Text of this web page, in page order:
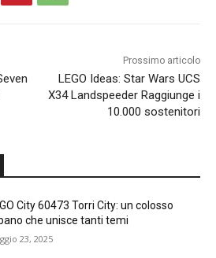
Prossimo articolo
LEGO Ideas: Star Wars UCS
X34 Landspeeder Raggiunge i
10.000 sostenitori
City 60473 Torri City: un colosso
che unisce tanti temi
23, 2025